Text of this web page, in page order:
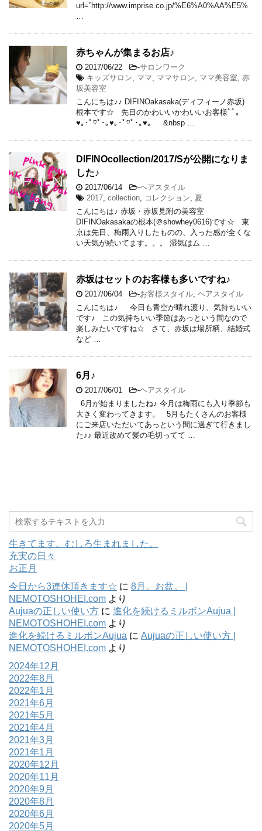
url=”http://www.imprise.co.jp/%E6%A0%AA%E5%
赤ちゃんが集まるお店♪
2017/06/22 -サロンワーク
キッズサロン
ママ ママサロン ママ美容室 赤
坂美容室
こんにちは♪♪ DIFINOakasaka(ディフィーノ赤坂)
根本です☆ 先日のかわいいかわいいお客様ﾟﾟ｡
♥｡･ﾟ♡ﾟ･｡♥｡･ﾟ♡ﾟ･｡♥｡ &nbsp …
DIFINOcollection/2017/Sが公開になりま
した♪
2017/06/14 -ヘアスタイル
2017 collection コレクション
夏
こんにちは♪ 赤坂・赤坂見附の美容室
DIFINOakasakaの根本(＠showhey0616)です☆ 東
京は先日、梅雨入りしたものの、入った感が全くな
い天気が続いてます。。。 湿気はム …
赤坂はセットのお客様も多いですね♪
2017/06/04 -お客様スタイル ヘアスタイル
こんにちは♪ 今日も青空が晴れ渡り、気持ちいい
です♪ この気持ちいい季節はあっという間なので
楽しみたいですね☆ さて、赤坂は場所柄、結婚式
など …
6月♪
2017/06/01 -ヘアスタイル
6月が始まりましたね♪ 今月は梅雨にも入り季節も
大きく変わってきます。 5月もたくさんのお客様
にご来店いただいてあっという間に過ぎて行きまし
た♪♪ 最近改めて髪の毛切ってて …
生きてます。むしろ生まれました。
充実の日々
お正月
今日から3連休頂きます☆ に 8月。お盆。 |
NEMOTOSHOHEI.com より
Aujuaの正しい使い方 に 進化を続けるミルボンAujua |
NEMOTOSHOHEI.com より
進化を続けるミルボンAujua に Aujuaの正しい使い方 |
NEMOTOSHOHEI.com より
2024年12月
2022年8月
2022年1月
2021年6月
2021年5月
2021年4月
2021年3月
2021年1月
2020年12月
2020年11月
2020年9月
2020年8月
2020年6月
2020年5月